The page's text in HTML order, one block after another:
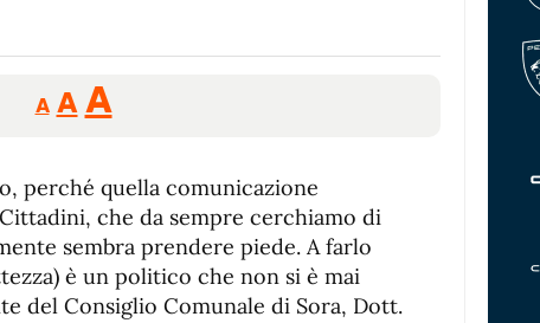
A
Reducir
tamaño
A Restablecer
tamaño
de
fuente
AAumentar
de
fuente.
perché quella comunicazione
che da sempre cerchiamo di
sembra prendere piede. A farlo
è un politico che non si è mai
del Consiglio Comunale di Sora, Dott.